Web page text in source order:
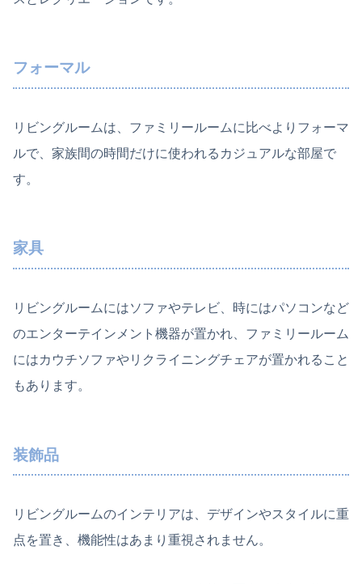
フォーマル
リビングルームは、ファミリールームに比べよりフォーマ
ルで、家族間の時間だけに使われるカジュアルな部屋で
す。
家具
リビングルームにはソファやテレビ、時にはパソコンなど
のエンターテインメント機器が置かれ、ファミリールーム
にはカウチソファやリクライニングチェアが置かれること
もあります。
装飾品
リビングルームのインテリアは、デザインやスタイルに重
点を置き、機能性はあまり重視されません。